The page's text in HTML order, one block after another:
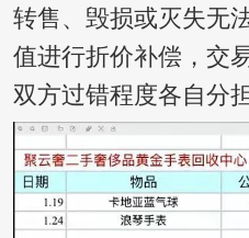
转售、毁损或灭失无
值进行折价补偿，交
双方过错程度各自分